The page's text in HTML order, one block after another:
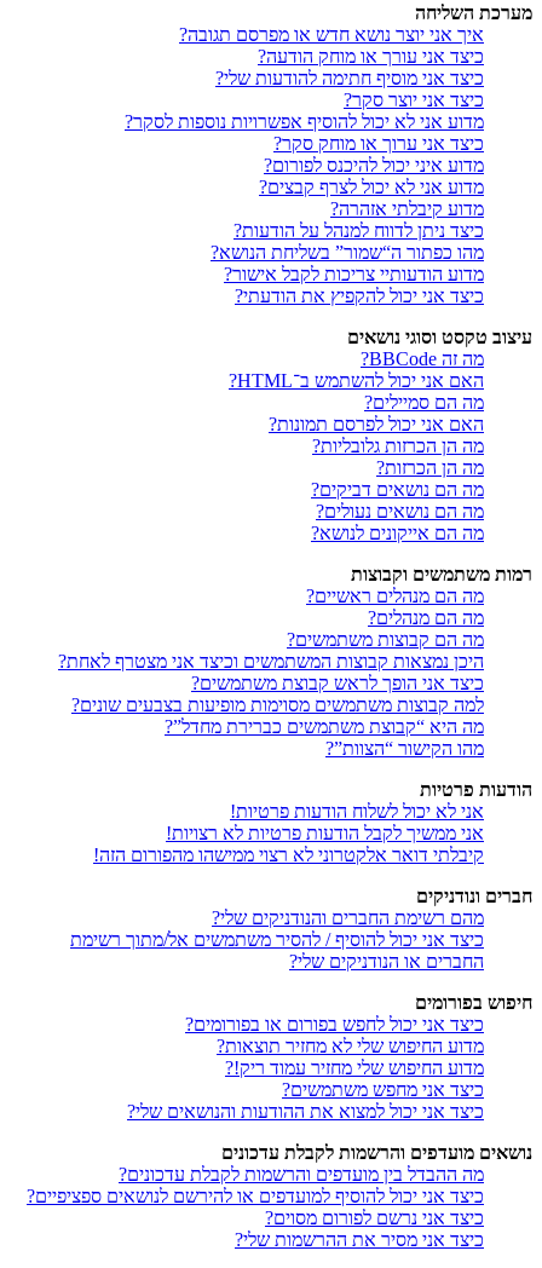
מערכת השליחה
איך אני יוצר נושא חדש או מפרסם תגובה?
כיצד אני עורך או מוחק הודעה?
כיצד אני מוסיף חתימה להודעות שלי?
כיצד אני יוצר סקר?
מדוע אני לא יכול להוסיף אפשרויות נוספות לסקר?
כיצד אני ערוך או מוחק סקר?
מדוע איני יכול להיכנס לפורום?
מדוע אני לא יכול לצרף קבצים?
מדוע קיבלתי אזהרה?
כיצד ניתן לדווח למנהל על הודעות?
מהו כפתור ה“שמור” בשליחת הנושא?
מדוע הודעותיי צריכות לקבל אישור?
כיצד אני יכול להקפיץ את הודעתי?
עיצוב טקסט וסוגי נושאים
מה זה BBCode?
האם אני יכול להשתמש ב־HTML?
מה הם סמיילים?
האם אני יכול לפרסם תמונות?
מה הן הכרזות גלובליות?
מה הן הכרזות?
מה הם נושאים דביקים?
מה הם נושאים נעולים?
מה הם אייקונים לנושא?
רמות משתמשים וקבוצות
מה הם מנהלים ראשיים?
מה הם מנהלים?
מה הם קבוצות משתמשים?
היכן נמצאות קבוצות המשתמשים וכיצד אני מצטרף לאחת?
כיצד אני הופך לראש קבוצת משתמשים?
למה קבוצות משתמשים מסוימות מופיעות בצבעים שונים?
מה היא “קבוצת משתמשים כברירת מחדל”?
מהו הקישור “הצוות”?
הודעות פרטיות
אני לא יכול לשלוח הודעות פרטיות!
אני ממשיך לקבל הודעות פרטיות לא רצויות!
קיבלתי דואר אלקטרוני לא רצוי ממישהו מהפורום הזה!
חברים ונודניקים
מהם רשימת החברים והנודניקים שלי?
כיצד אני יכול להוסיף / להסיר משתמשים אל/מתוך רשימת
החברים או הנודניקים שלי?
חיפוש בפורומים
כיצד אני יכול לחפש בפורום או בפורומים?
מדוע החיפוש שלי לא מחזיר תוצאות?
מדוע החיפוש שלי מחזיר עמוד ריק!?
כיצד אני מחפש משתמשים?
כיצד אני יכול למצוא את ההודעות והנושאים שלי?
נושאים מועדפים והרשמות לקבלת עדכונים
מה ההבדל בין מועדפים והרשמות לקבלת עדכונים?
כיצד אני יכול להוסיף למועדפים או להירשם לנושאים ספציפיים?
כיצד אני נרשם לפורום מסוים?
כיצד אני מסיר את ההרשמות שלי?